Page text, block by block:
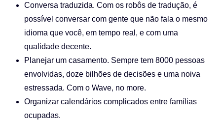
Conversa traduzida. Com os robôs de tradução, é
possível conversar com gente que não fala o mesmo
idioma que você, em tempo real, e com uma
qualidade decente.
Planejar um casamento. Sempre tem 8000 pessoas
envolvidas, doze bilhões de decisões e uma noiva
estressada. Com o Wave, no more.
Organizar calendários complicados entre famílias
ocupadas.